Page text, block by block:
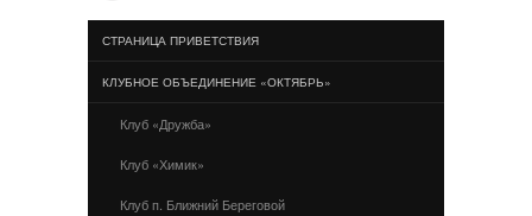
СТРАНИЦА ПРИВЕТСТВИЯ
КЛУБНОЕ ОБЪЕДИНЕНИЕ «ОКТЯБРЬ»
Клуб «Дружба»
Клуб «Химик»
Клуб п. Ближний Береговой